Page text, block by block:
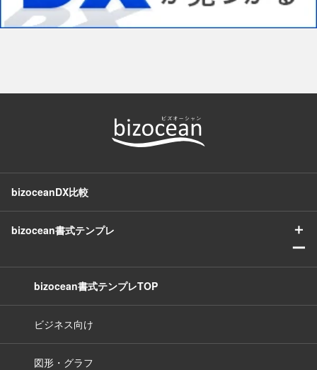
bizoceanDX比較
bizocean書式テンプレ
＋
ー
bizocean書式テンプレTOP
ビジネス向け
図形・グラフ